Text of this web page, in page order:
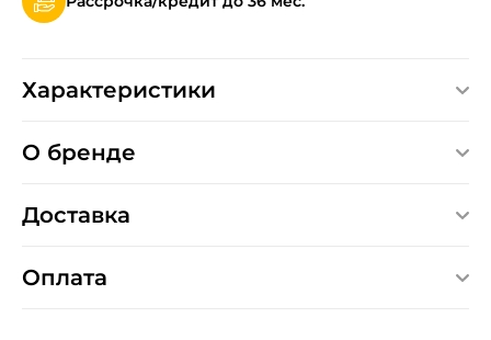
Характеристики
О бренде
Доставка
Оплата